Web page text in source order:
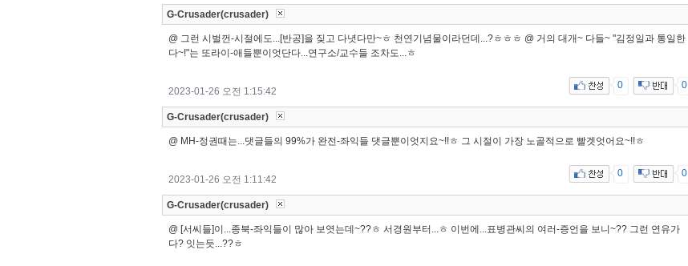
G-Crusader(crusader)
@ 그런 시벌껀-시절에도...[반공]을 짖고 다녓다만~ㅎ 천연기념물이라던데...?ㅎㅎㅎ @ 거의 대개~ 다들~ "김정일과 통일한
다~!"는 또라이-애들뿐이엇단다...연구소/교수들 조차도...ㅎ
2023-01-26 오전 1:15:42
0 0
G-Crusader(crusader)
@ MH-정권때는...댓글들의 99%가 완전-좌익들 댓글뿐이엇지요~!!ㅎ 그 시절이 가장 노골적으로 빨겟엇어요~!!ㅎ
2023-01-26 오전 1:11:42
0 0
G-Crusader(crusader)
@ [서씨들]이...종북-좌익들이 많아 보엿는데~??ㅎ 서경원부터...ㅎ 이번에...표병관씨의 여러-증언을 보니~?? 그런 연유가
다? 잇는듯...??ㅎ